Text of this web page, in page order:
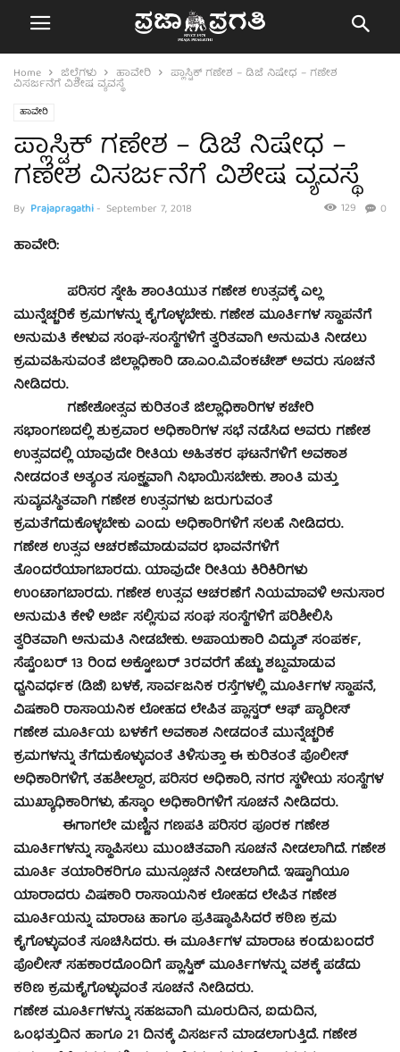
Home ಜಿಲ್ಲೆಗಳು ಹಾವೇರಿ ಪ್ಲಾಸ್ಟಿಕ್ ಗಣೇಶ – ಡಿಜೆ ನಿಷೇಧ – ಗಣೇಶ
ವಿಸರ್ಜನೆಗೆ ವಿಶೇಷ ವ್ಯವಸ್ಥೆ
ಹಾವೇರಿ
ಪ್ಲಾಸ್ಟಿಕ್ ಗಣೇಶ – ಡಿಜೆ ನಿಷೇಧ –
ಗಣೇಶ ವಿಸರ್ಜನೆಗೆ ವಿಶೇಷ ವ್ಯವಸ್ಥೆ
By Prajapragathi- September 7, 2018 0
129
ಹಾವೇರಿ:
ಪರಿಸರ ಸ್ನೇಹಿ ಶಾಂತಿಯುತ ಗಣೇಶ ಉತ್ಸವಕ್ಕೆ ಎಲ್ಲ
ಮುನ್ನೆಚ್ಚರಿಕೆ ಕ್ರಮಗಳನ್ನು ಕೈಗೊಳ್ಳಬೇಕು. ಗಣೇಶ ಮೂರ್ತಿಗಳ ಸ್ಥಾಪನೆಗೆ
ಅನುಮತಿ ಕೇಳುವ ಸಂಘ-ಸಂಸ್ಥೆಗಳಿಗೆ ತ್ವರಿತವಾಗಿ ಅನುಮತಿ ನೀಡಲು
ಕ್ರಮವಹಿಸುವಂತೆ ಜಿಲ್ಲಾಧಿಕಾರಿ ಡಾ.ಎಂ.ವಿ.ವೆಂಕಟೇಶ್ ಅವರು ಸೂಚನೆ
ನೀಡಿದರು.
ಗಣೇಶೋತ್ಸವ ಕುರಿತಂತೆ ಜಿಲ್ಲಾಧಿಕಾರಿಗಳ ಕಚೇರಿ
ಸಭಾಂಗಣದಲ್ಲಿ ಶುಕ್ರವಾರ ಅಧಿಕಾರಿಗಳ ಸಭೆ ನಡೆಸಿದ ಅವರು ಗಣೇಶ
ಉತ್ಸವದಲ್ಲಿ ಯಾವುದೇ ರೀತಿಯ ಅಹಿತಕರ ಘಟನೆಗಳಿಗೆ ಅವಕಾಶ
ನೀಡದಂತೆ ಅತ್ಯಂತ ಸೂಕ್ಷ್ಮವಾಗಿ ನಿಭಾಯಿಸಬೇಕು. ಶಾಂತಿ ಮತ್ತು
ಸುವ್ಯವಸ್ಥಿತವಾಗಿ ಗಣೇಶ ಉತ್ಸವಗಳು ಜರುಗುವಂತೆ
ಕ್ರಮತೆಗೆದುಕೊಳ್ಳಬೇಕು ಎಂದು ಅಧಿಕಾರಿಗಳಿಗೆ ಸಲಹೆ ನೀಡಿದರು.
ಗಣೇಶ ಉತ್ಸವ ಆಚರಣೆಮಾಡುವವರ ಭಾವನೆಗಳಿಗೆ
ತೊಂದರೆಯಾಗಬಾರದು. ಯಾವುದೇ ರೀತಿಯ ಕಿರಿಕಿರಿಗಳು
ಉಂಟಾಗಬಾರದು. ಗಣೇಶ ಉತ್ಸವ ಆಚರಣೆಗೆ ನಿಯಮಾವಳಿ ಅನುಸಾರ
ಅನುಮತಿ ಕೇಳಿ ಅರ್ಜಿ ಸಲ್ಲಿಸುವ ಸಂಘ ಸಂಸ್ಥೆಗಳಿಗೆ ಪರಿಶೀಲಿಸಿ
ತ್ವರಿತವಾಗಿ ಅನುಮತಿ ನೀಡಬೇಕು. ಅಪಾಯಕಾರಿ ವಿದ್ಯುತ್ ಸಂಪರ್ಕ,
ಸೆಪ್ಟೆಂಬರ್ 13 ರಿಂದ ಅಕ್ಟೋಬರ್ 3ರವರೆಗೆ ಹೆಚ್ಚು ಶಬ್ದಮಾಡುವ
ಧ್ವನಿವರ್ಧಕ (ಡಿಜೆ) ಬಳಕೆ, ಸಾರ್ವಜನಿಕ ರಸ್ತೆಗಳಲ್ಲಿ ಮೂರ್ತಿಗಳ ಸ್ಥಾಪನೆ,
ವಿಷಕಾರಿ ರಾಸಾಯನಿಕ ಲೋಹದ ಲೇಪಿತ ಪ್ಲಾಸ್ಟರ್ ಆಫ್ ಪ್ಯಾರೀಸ್
ಗಣೇಶ ಮೂರ್ತಿಯ ಬಳಕೆಗೆ ಅವಕಾಶ ನೀಡದಂತೆ ಮುನ್ನೆಚ್ಚರಿಕೆ
ಕ್ರಮಗಳನ್ನು ತೆಗೆದುಕೊಳ್ಳುವಂತೆ ತಿಳಿಸುತ್ತಾ ಈ ಕುರಿತಂತೆ ಪೊಲೀಸ್
ಅಧಿಕಾರಿಗಳಿಗೆ, ತಹಶೀಲ್ದಾರ, ಪರಿಸರ ಅಧಿಕಾರಿ, ನಗರ ಸ್ಥಳೀಯ ಸಂಸ್ಥೆಗಳ
ಮುಖ್ಯಾಧಿಕಾರಿಗಳು, ಹೆಸ್ಕಾಂ ಅಧಿಕಾರಿಗಳಿಗೆ ಸೂಚನೆ ನೀಡಿದರು.
ಈಗಾಗಲೇ ಮಣ್ಣಿನ ಗಣಪತಿ ಪರಿಸರ ಪೂರಕ ಗಣೇಶ
ಮೂರ್ತಿಗಳನ್ನು ಸ್ಥಾಪಿಸಲು ಮುಂಚಿತವಾಗಿ ಸೂಚನೆ ನೀಡಲಾಗಿದೆ. ಗಣೇಶ
ಮೂರ್ತಿ ತಯಾರಿಕರಿಗೂ ಮುನ್ಸೂಚನೆ ನೀಡಲಾಗಿದೆ. ಇಷ್ಟಾಗಿಯೂ
ಯಾರಾದರು ವಿಷಕಾರಿ ರಾಸಾಯನಿಕ ಲೋಹದ ಲೇಪಿತ ಗಣೇಶ
ಮೂರ್ತಿಯನ್ನು ಮಾರಾಟ ಹಾಗೂ ಪ್ರತಿಷ್ಠಾಪಿಸಿದರೆ ಕಠಿಣ ಕ್ರಮ
ಕೈಗೊಳ್ಳುವಂತೆ ಸೂಚಿಸಿದರು. ಈ ಮೂರ್ತಿಗಳ ಮಾರಾಟ ಕಂಡುಬಂದರೆ
ಪೊಲೀಸ್ ಸಹಕಾರದೊಂದಿಗೆ ಪ್ಲಾಸ್ಟಿಕ್ ಮೂರ್ತಿಗಳನ್ನು ವಶಕ್ಕೆ ಪಡೆದು
ಕಠಿಣ ಕ್ರಮಕೈಗೊಳ್ಳುವಂತೆ ಸೂಚನೆ ನೀಡಿದರು.
ಗಣೇಶ ಮೂರ್ತಿಗಳನ್ನು ಸಹಜವಾಗಿ ಮೂರುದಿನ, ಐದುದಿನ,
ಒಂಭತ್ತುದಿನ ಹಾಗೂ 21 ದಿನಕ್ಕೆ ವಿಸರ್ಜನೆ ಮಾಡಲಾಗುತ್ತಿದೆ. ಗಣೇಶ